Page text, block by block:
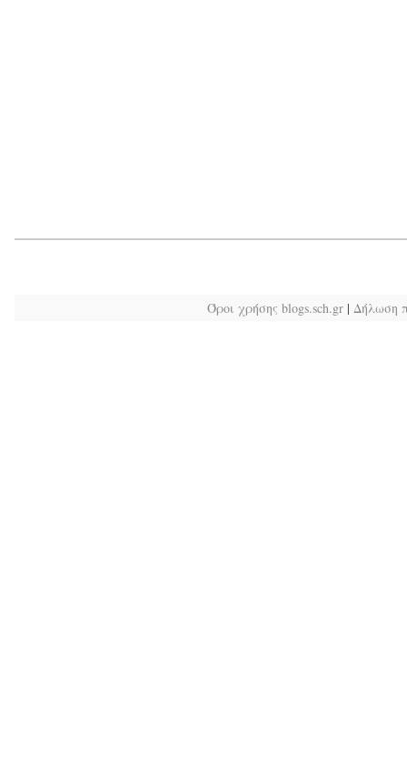
Όροι χρήσης blogs.sch.gr |Δήλωση